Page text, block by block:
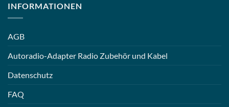
INFORMATIONEN
AGB
Autoradio-Adapter Radio Zubehör und Kabel
Datenschutz
FAQ